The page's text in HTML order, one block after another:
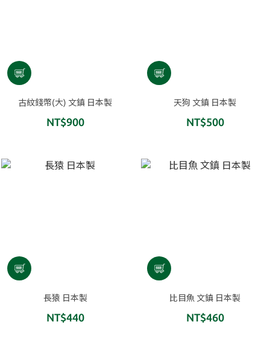
古紋錢幣(大) 文鎮 日本製
NT$900
天狗 文鎮 日本製
NT$500
長猿 日本製
NT$440
比目魚 文鎮 日本製
NT$460